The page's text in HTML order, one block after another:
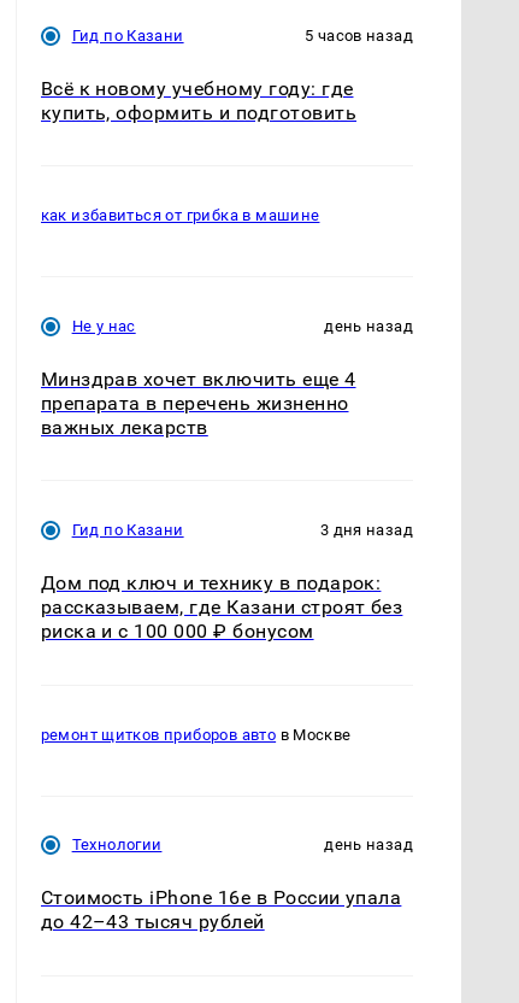
Гид по Казани 5 часов назад
Всё к новому учебному году: где
купить, оформить и подготовить
как избавиться от грибка в машине
Не у нас день назад
Минздрав хочет включить еще 4
препарата в перечень жизненно
важных лекарств
Гид по Казани 3 дня назад
Дом под ключ и технику в подарок:
рассказываем, где Казани строят без
риска и с 100 000 ₽ бонусом
ремонт щитков приборов авто в Москве
Технологии день назад
Стоимость iPhone 16e в России упала
до 42–43 тысяч рублей